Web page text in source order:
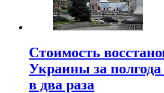
Стоимость
Украины за
в два раза